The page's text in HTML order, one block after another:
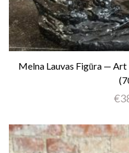
Melna Lauvas Figūra —
€